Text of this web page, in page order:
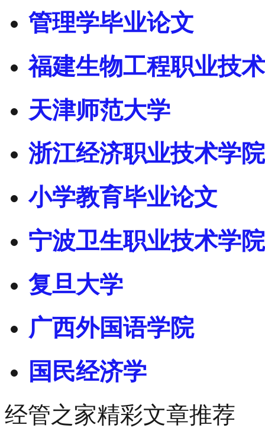
管理学毕业论文
福建生物工程职业技
天津师范大学
浙江经济职业技术学院
小学教育毕业论文
宁波卫生职业技术学院
复旦大学
广西外国语学院
国民经济学
经管之家精彩文章推荐